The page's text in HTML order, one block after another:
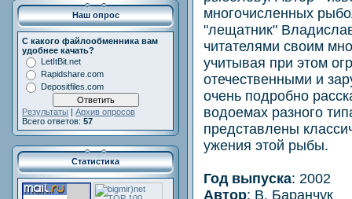
Наш опрос
С какого файлообменника вам
удобнее качать?
LetItBit.net
Rapidshare.com
Depositfiles.com
Результаты | Архив опросов
Всего ответов: 57
Статистика
многочисленных
"лещатник"
читателями своим
учитывая при этом
отечественными и
очень подробно
водоемах разного
представлены
ужения этой рыбы.
Год выпуска: 2002
Автор: В. Баранчук